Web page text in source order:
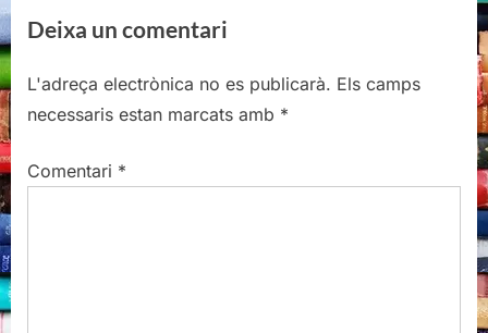
i
u
s
o
P
o
t
Deixa un comentari
L'adreça electrònica no es publicarà. Els camps
necessaris estan marcats amb *
Comentari *